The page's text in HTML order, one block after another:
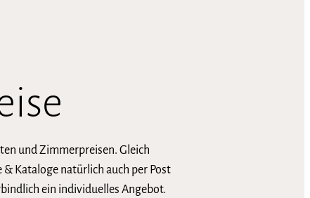
und Zimmerpreisen. Gleich
Kataloge natürlich auch per Post
ein individuelles Angebot.